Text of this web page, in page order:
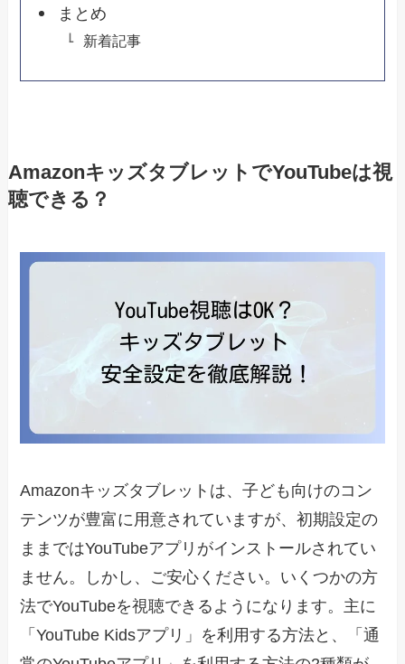
まとめ
新着記事
AmazonキッズタブレットでYouTubeは視
聴できる？
Amazonキッズタブレットは、子ども向けのコン
テンツが豊富に用意されていますが、初期設定の
ままではYouTubeアプリがインストールされてい
ません。しかし、ご安心ください。いくつかの方
法でYouTubeを視聴できるようになります。主に
「YouTube Kidsアプリ」を利用する方法と、「通